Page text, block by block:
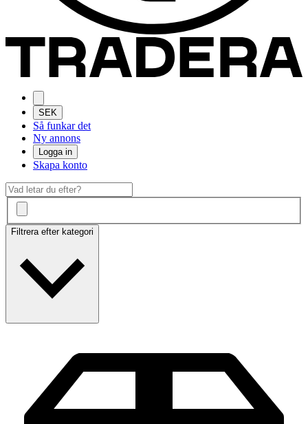
SEK
Så funkar det
Ny annons
Logga in
Skapa konto
Filtrera efter kategori